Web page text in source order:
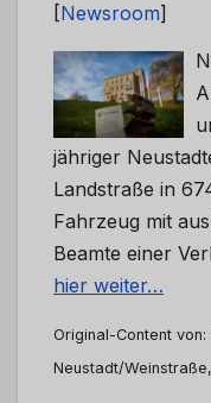
[Newsroom]
jähriger
Landstraße in
Fahrzeug mit
Beamte einer
hier weiter…
Original-Content
Neustadt/